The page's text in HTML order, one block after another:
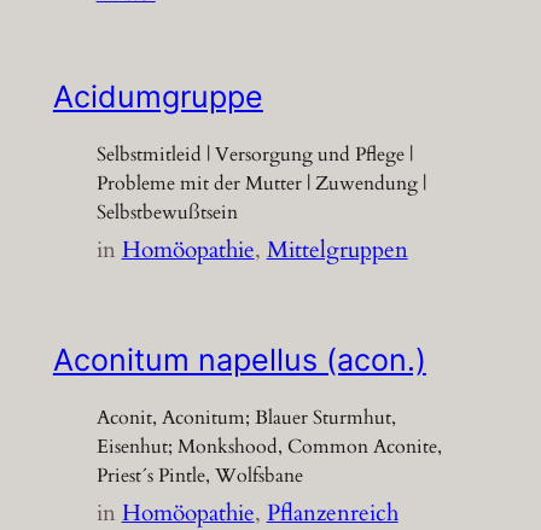
Acidumgruppe
Selbstmitleid | Versorgung und Pflege |
Probleme mit der Mutter | Zuwendung |
Selbstbewußtsein
inHomöopathie, Mittelgruppen
Aconitum napellus (acon.)
Aconit, Aconitum; Blauer Sturmhut,
Eisenhut; Monkshood, Common Aconite,
Priest´s Pintle, Wolfsbane
inHomöopathie, Pflanzenreich